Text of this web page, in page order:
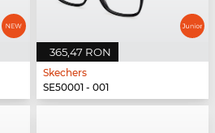
365,47 RON
Skechers
SE50001 - 001